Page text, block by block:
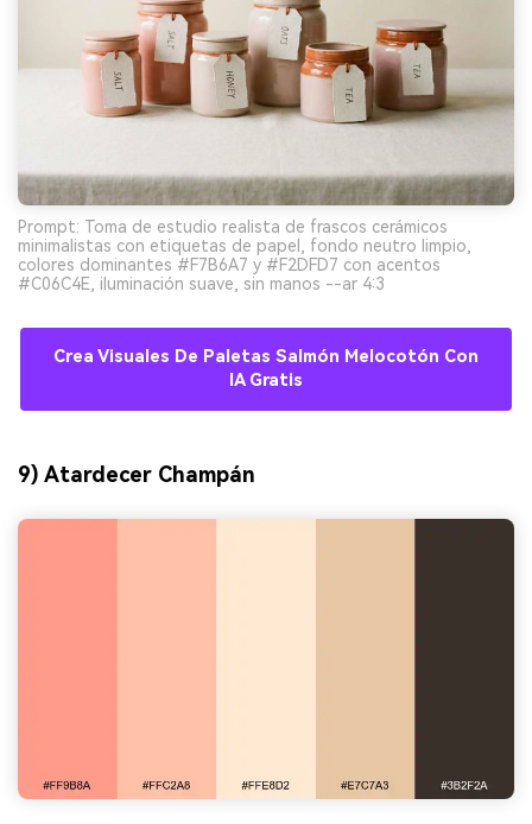
Prompt: Toma de estudio realista de frascos cerámicos
minimalistas con etiquetas de papel, fondo neutro limpio,
colores dominantes #F7B6A7 y #F2DFD7 con acentos
#C06C4E, iluminación suave, sin manos --ar 4:3
Crea Visuales De Paletas Salmón Melocotón Con
IA Gratis
9) Atardecer Champán